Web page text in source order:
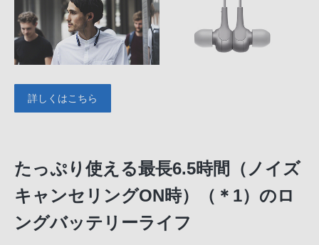
詳しくはこちら
たっぷり使える最長6.5時間（ノイズ
キャンセリングON時）（＊1）のロ
ングバッテリーライフ